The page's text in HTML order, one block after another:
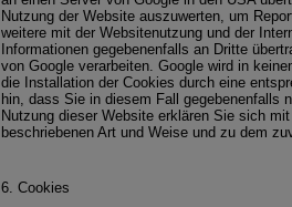
Nutzung der Website auszuwerten, um
weitere mit der Websitenutzung und der
Informationen gegebenenfalls an Dritte
von Google verarbeiten. Google wird in
die Installation der Cookies durch eine
hin, dass Sie in diesem Fall gegebenenfalls
Nutzung dieser Website erklären Sie sich
beschriebenen Art und Weise und zu dem
6. Cookies